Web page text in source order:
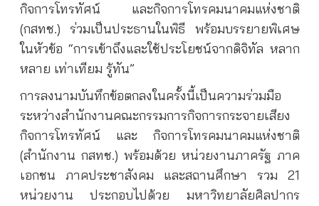
กิจการโทรทัศน์ และกิจการโทรคมนาคมแห่งชาติ
(กสทช.) ร่วมเป็นประธานในพิธี พร้อมบรรยายพิเศษ
ในหัวข้อ “การเข้าถึงและใช้ประโยชน์จากดิจิทัล หลาก
หลาย เท่าเทียม รู้ทัน”
การลงนามบันทึกข้อตกลงในครั้งนี้เป็นความร่วมมือ
ระหว่างสำนักงานคณะกรรมการกิจการกระจายเสียง
กิจการโทรทัศน์ และ กิจการโทรคมนาคมแห่งชาติ
(สำนักงาน กสทช.) พร้อมด้วย หน่วยงานภาครัฐ ภาค
เอกชน ภาคประชาสังคม และสถานศึกษา รวม 21
หน่วยงาน ประกอบไปด้วย มหาวิทยาลัยศิลปากร